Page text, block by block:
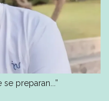
preparan...”